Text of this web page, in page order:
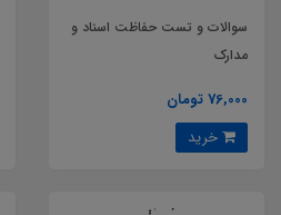
سوالات و تست حفاظت اسناد و
مدارک
76,000 تومان